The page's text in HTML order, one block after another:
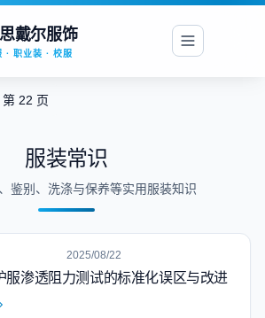
戴尔服饰
· 职业装 · 校服
第 22 页
服装常识
鉴别、洗涤与保养等实用服装知识
2025/08/22
服渗透阻力测试的标准化误区与改进